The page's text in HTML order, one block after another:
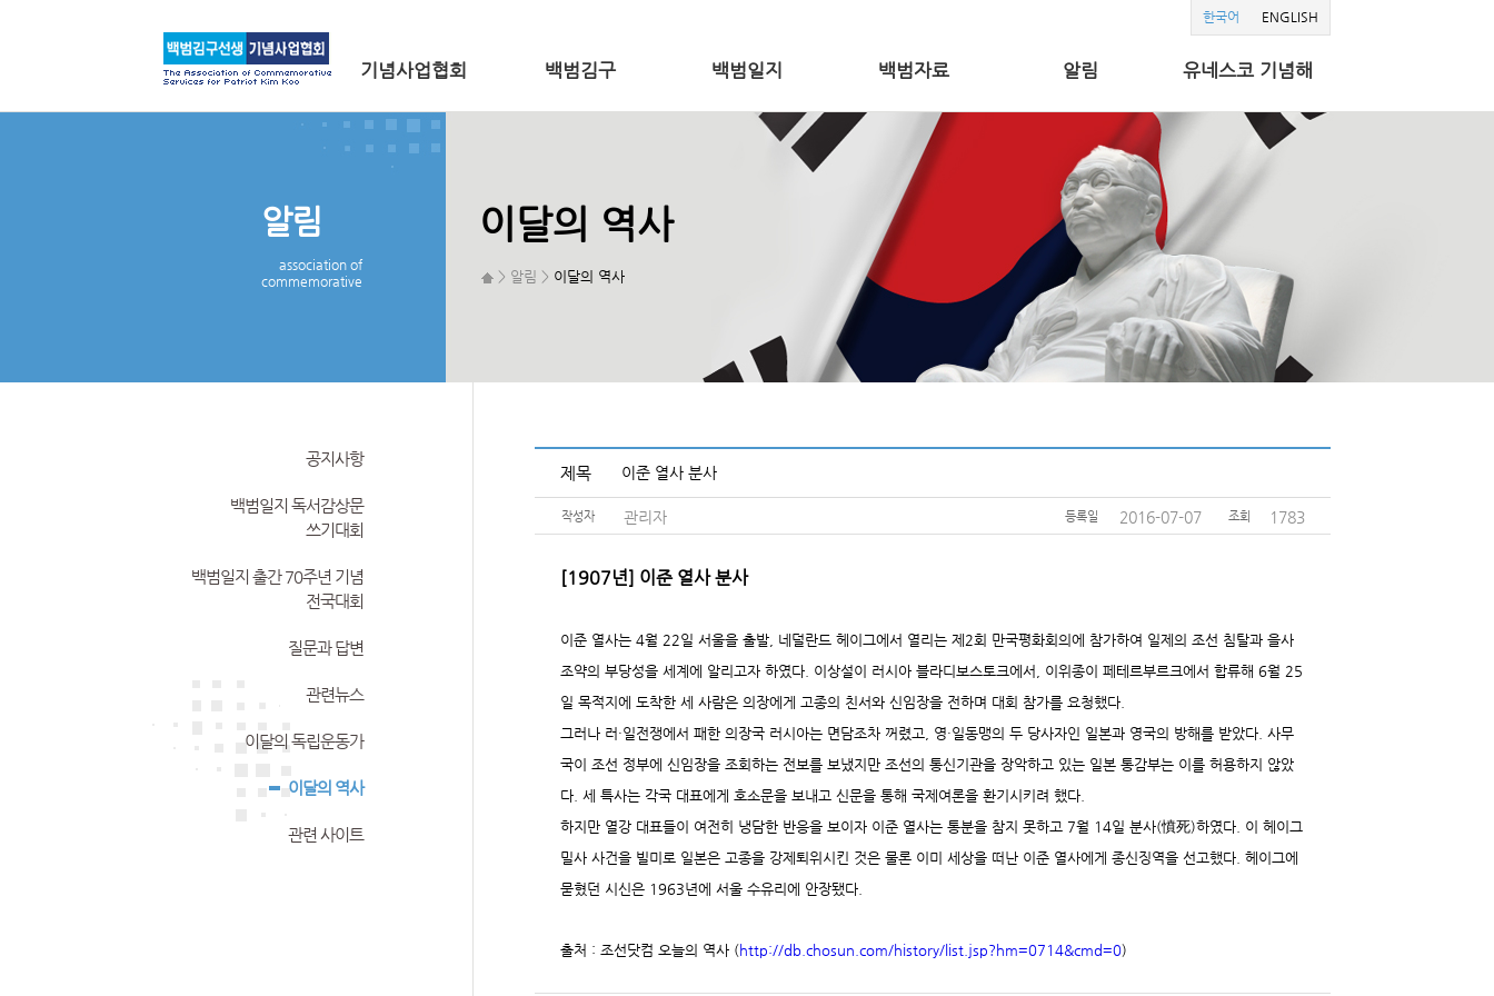
한국어 ENGLISH
기념사업협회 백범김구 백범일지 백범자료 알림 유네스코 기념해
알림
association of
commemorative
이달의 역사
> 알림 > 이달의 역사
공지사항
백범일지 독서감상문
쓰기대회
백범일지 출간 70주년 기념
전국대회
질문과 답변
관련뉴스
이달의 독립운동가
이달의 역사
관련 사이트
제목 이준 열사 분사
작성자 관리자 등록일 2016-07-07 조회 1783
[1907년] 이준 열사 분사
이준 열사는 4월 22일 서울을 출발, 네덜란드 헤이그에서 열리는 제2회 만국평화회의에 참가하여 일제의 조선 침탈과 을사
조약의 부당성을 세계에 알리고자 하였다. 이상설이 러시아 블라디보스토크에서, 이위종이 페테르부르크에서 합류해 6월 25
일 목적지에 도착한 세 사람은 의장에게 고종의 친서와 신임장을 전하며 대회 참가를 요청했다.
그러나 러·일전쟁에서 패한 의장국 러시아는 면담조차 꺼렸고, 영·일동맹의 두 당사자인 일본과 영국의 방해를 받았다. 사무
국이 조선 정부에 신임장을 조회하는 전보를 보냈지만 조선의 통신기관을 장악하고 있는 일본 통감부는 이를 허용하지 않았
다. 세 특사는 각국 대표에게 호소문을 보내고 신문을 통해 국제여론을 환기시키려 했다.
하지만 열강 대표들이 여전히 냉담한 반응을 보이자 이준 열사는 통분을 참지 못하고 7월 14일 분사(憤死)하였다. 이 헤이그
밀사 사건을 빌미로 일본은 고종을 강제퇴위시킨 것은 물론 이미 세상을 떠난 이준 열사에게 종신징역을 선고했다. 헤이그에
묻혔던 시신은 1963년에 서울 수유리에 안장됐다.
출처 : 조선닷컴 오늘의 역사 (http://db.chosun.com/history/list.jsp?hm=0714&cmd=0)